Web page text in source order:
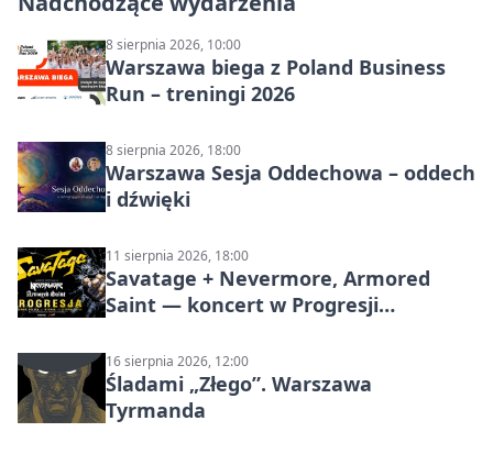
8 sierpnia 2026, 10:00
Warszawa biega z Poland Business
Run – treningi 2026
8 sierpnia 2026, 18:00
Warszawa Sesja Oddechowa – oddech
i dźwięki
11 sierpnia 2026, 18:00
Savatage + Nevermore, Armored
Saint — koncert w Progresji
16 sierpnia 2026, 12:00
Śladami „Złego”. Warszawa
Tyrmanda